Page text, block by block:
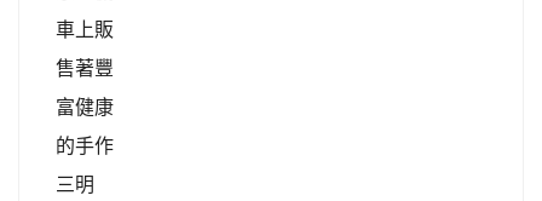
車上販
售著豐
富健康
的手作
三明